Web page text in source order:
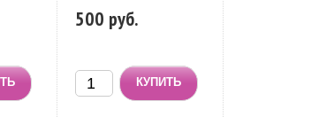
500 руб.